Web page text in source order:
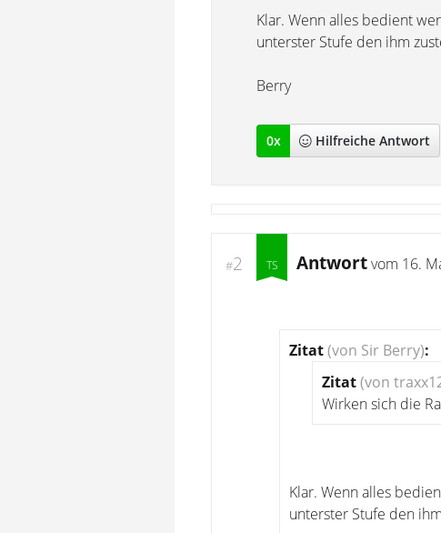
Klar. Wenn alles bedient
unterster Stufe den ihm
Berry
0x Hilfreiche Antwort
#2 Antwortvom 16.
Zitat(von Sir Berry):
Zitat(von
Wirken sich die
Klar. Wenn alles
unterster Stufe den